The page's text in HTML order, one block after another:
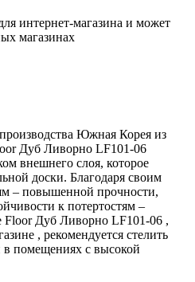
интернет-магазина и может
магазинах
Южная Корея из
Дуб Ливорно LF101-06
внешнего слоя, которое
доски. Благодаря своим
– повышенной прочности,
к потертостям –
Дуб Ливорно LF101-06 ,
, рекомендуется стелить
помещениях с высокой